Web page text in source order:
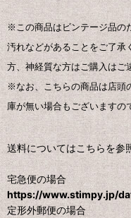
※この商品はビンテージ品の
汚れなどがあることをご了承
方、神経質な方はご購入はご
※なお、こちらの商品は店頭
庫が無い場合もございますの
送料についてはこちらを参
宅急便の場合
https://www.stimpy.jp/
定形外郵便の場合